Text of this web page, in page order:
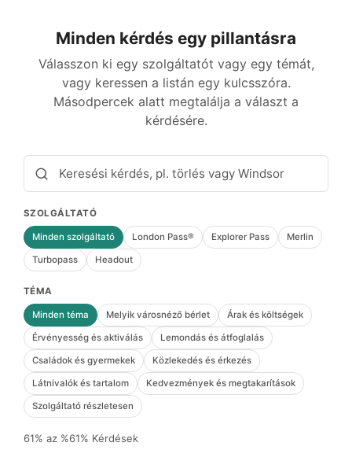
Minden kérdés egy pillantásra
Válasszon ki egy szolgáltatót vagy egy témát,
vagy keressen a listán egy kulcsszóra.
Másodpercek alatt megtalálja a választ a
kérdésére.
SZOLGÁLTATÓ
Minden szolgáltató London Pass® Explorer Pass Merlin
Turbopass Headout
TÉMA
Minden téma Melyik városnéző bérlet Árak és költségek
Érvényesség és aktiválás Lemondás és átfoglalás
Családok és gyermekek Közlekedés és érkezés
Látnivalók és tartalom Kedvezmények és megtakarítások
Szolgáltató részletesen
61% az %61% Kérdések